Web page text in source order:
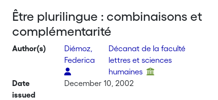
Être plurilingue : combinaisons et
complémentarité
Author(s)
Diémoz,
Federica
Décanat de la faculté
lettres et sciences
humaines
Date
issued
December 10, 2002